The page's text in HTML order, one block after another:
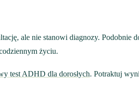
ale nie stanowi diagnozy.
życiu.
test ADHD dla dorosłych. Potraktuj